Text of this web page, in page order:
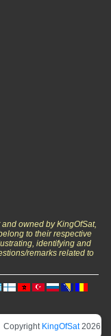
owned by KingOfSat,
to their respective
identifying and
remarks related to
Copyright KingOfSat2026